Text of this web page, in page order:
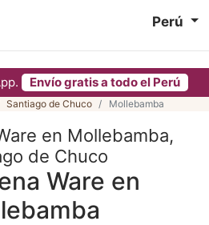
Envío gratis a todo el Perú
Perú
Santiago de Chuco Mollebamba
en Mollebamba,
de Chuco
Ware en